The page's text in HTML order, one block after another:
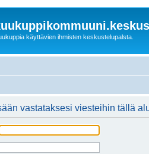
käyttävien ihmisten keskustelupalsta.
vastataksesi viesteihin tällä